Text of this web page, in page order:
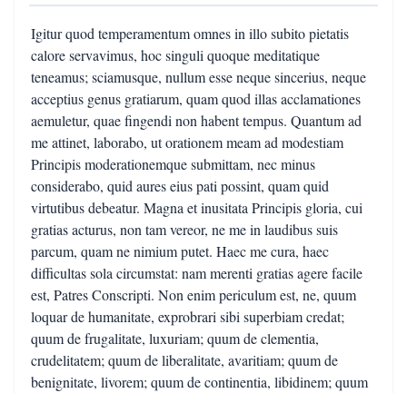
Igitur quod temperamentum omnes in illo subito pietatis
calore servavimus, hoc singuli quoque meditatique
teneamus; sciamusque, nullum esse neque sincerius, neque
acceptius genus gratiarum, quam quod illas acclamationes
aemuletur, quae fingendi non habent tempus. Quantum ad
me attinet, laborabo, ut orationem meam ad modestiam
Principis moderationemque submittam, nec minus
considerabo, quid aures eius pati possint, quam quid
virtutibus debeatur. Magna et inusitata Principis gloria, cui
gratias acturus, non tam vereor, ne me in laudibus suis
parcum, quam ne nimium putet. Haec me cura, haec
difficultas sola circumstat: nam merenti gratias agere facile
est, Patres Conscripti. Non enim periculum est, ne, quum
loquar de humanitate, exprobrari sibi superbiam credat;
quum de frugalitate, luxuriam; quum de clementia,
crudelitatem; quum de liberalitate, avaritiam; quum de
benignitate, livorem; quum de continentia, libidinem; quum